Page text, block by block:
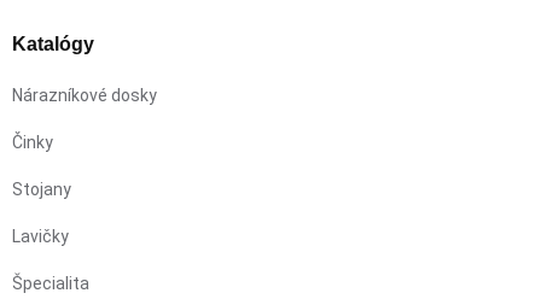
Katalógy
Nárazníkové dosky
Činky
Stojany
Lavičky
Špecialita